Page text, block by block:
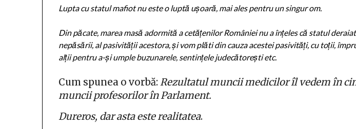
Lupta cu statul mafiot nu este o luptă ușoară, mai ales pentru un singur om.
Din păcate, marea masă adormită a cetățenilor României nu a înțeles că statul
nepăsării, al pasivității acestora, și vom plăti din cauza acestei pasivități, cu toții,
alții pentru a-și umple buzunarele, sentințele judecătorești etc.
Cum spunea o vorbă:Rezultatul muncii medicilor îl vedem în
muncii profesorilor în Parlament.
Dureros, dar asta este realitatea.